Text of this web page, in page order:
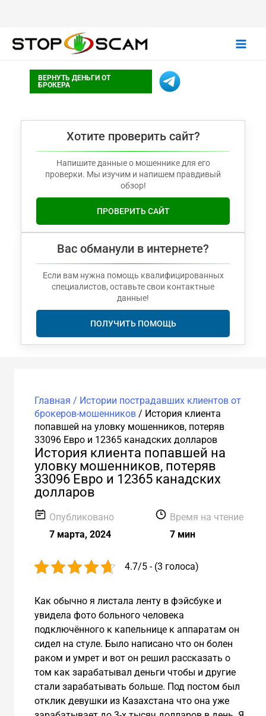
ВЕРНУТЬ ДЕНЬГИ ОТ
БРОКЕРА
Хотите проверить сайт?
Напишите данные о мошеннике для его
проверки. Мы изучим и напишем правдивый
обзор!
ПРОВЕРИТЬ САЙТ
Вас обманули в интернете?
Если вам нужна помощь квалифицированных
специалистов, оставьте свои контактные
данные!
ПОЛУЧИТЬ ПОМОЩЬ
Главная / Истории пострадавших клиентов от
брокеров-мошенников/ История клиента
попавшей на уловку мошенников, потеряв
33096 Евро и 12365 канадских долларов
История клиента попавшей на
уловку мошенников, потеряв
33096 Евро и 12365 канадских
долларов
Опубликовано
7 марта, 2024
Время на чтение
7 мин
4.7/5 - (3 голоса)
Как обычно я листала ленту в фэйсбуке и
увидела фото больного человека
подключённого к капельнице к аппаратам он
сидел на стуле. Было написано что он болен
раком и умрет и вот он решил рассказать о
том как зарабатывал деньги чтобы и другие
стали зарабатывать больше. Под постом был
отклик девушки из Казахстана что она уже